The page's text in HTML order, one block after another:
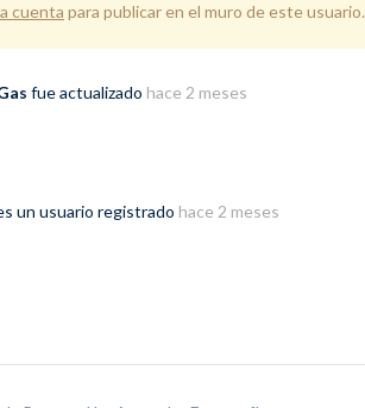
cuenta para publicar en el muro de este usuario.
fue actualizado hace 2 meses
un usuario registrado hace 2 meses